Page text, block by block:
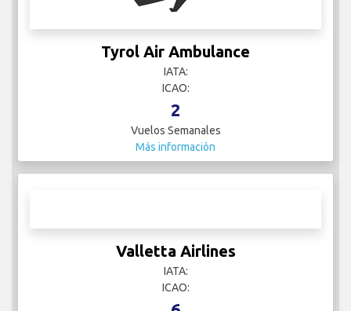
IATA:
ICAO:
2
Vuelos Semanales
Más información
ICAO:
6
Vuelos Semanales
Más información